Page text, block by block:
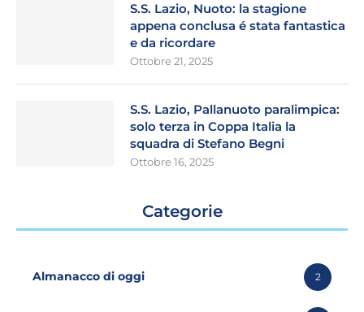
S.S. Lazio, Nuoto: la stagione
appena conclusa é stata fantastica
e da ricordare
Ottobre 21, 2025
S.S. Lazio, Pallanuoto paralimpica:
solo terza in Coppa Italia la
squadra di Stefano Begni
Ottobre 16, 2025
Categorie
Almanacco di oggi 2